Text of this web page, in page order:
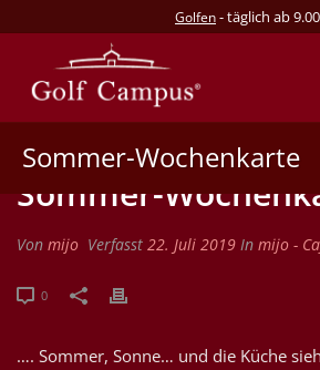
Golfen- täglich ab
Sommer-Wochenkarte
Sommer-
Von mijo Verfasst 22. Juli 2019 In mijo -
0
…. Sommer, Sonne… und die Küche